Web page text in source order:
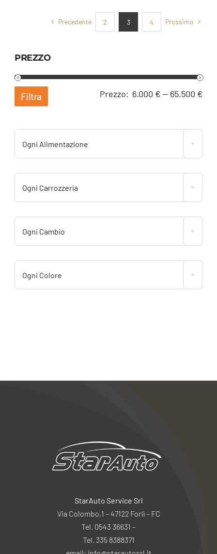
Precedente 2 3 4 Prossimo
PREZZO
Filtra Prezzo: 6.000 €— 65.500 €
Ogni Alimentazione
Ogni Carrozzeria
Ogni Cambio
Ogni Colore
StarAuto Service Srl
Via Colombo,1 – 47122 Forlì – FC
Tel. 0543 36631 –
Tel. 335 8388371